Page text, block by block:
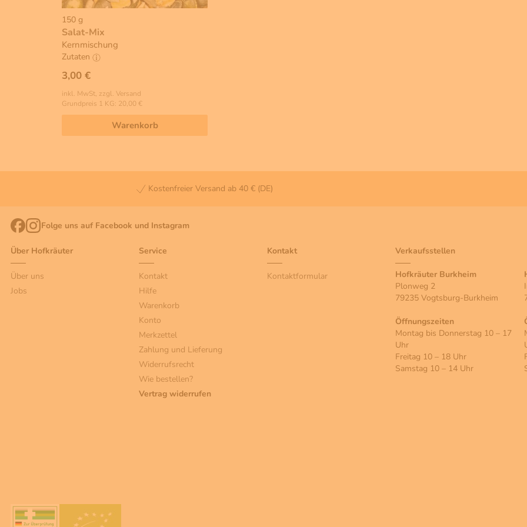
150 g
Salat-Mix
Kernmischung
Zutaten
3,00 €
inkl. MwSt, zzgl. Versand
Grundpreis 1 KG: 20,00 €
Warenkorb
Kostenfreier Versand ab 40 € (DE)
Folge uns auf Facebook und Instagram
Über Hofkräuter
Über uns
Jobs
Service
Kontakt
Hilfe
Warenkorb
Konto
Merkzettel
Zahlung und Lieferung
Widerrufsrecht
Wie bestellen?
Vertrag widerrufen
Kontakt
Kontaktformular
Verkaufsstellen
Hofkräuter Burkheim
Plonweg 2
79235 Vogtsburg-Burkheim
Öffnungszeiten
Montag bis Donnerstag 10 – 17
Uhr
Freitag 10 – 18 Uhr
Samstag 10 – 14 Uhr